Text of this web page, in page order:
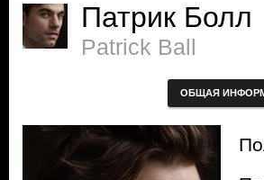
Патрик Болл
Patrick Ball
ОБЩАЯ